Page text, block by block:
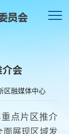
会
区融媒体中心
点片区推介
展现区域发